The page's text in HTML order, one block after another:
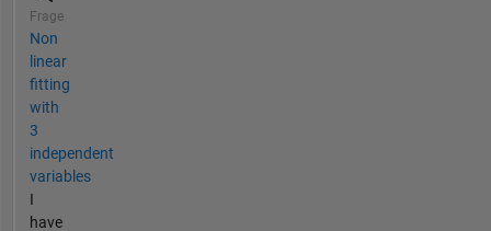
Frage
Non
linear
fitting
with
3
independent
variables
I
have